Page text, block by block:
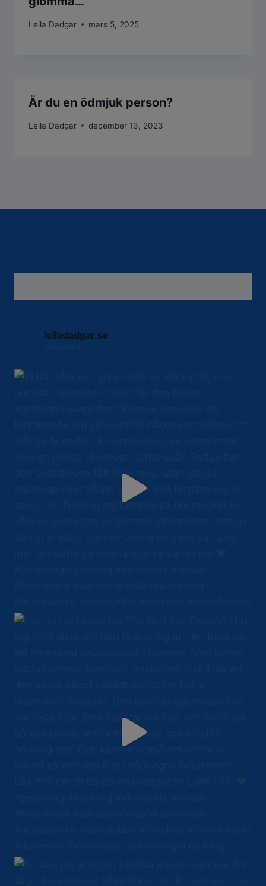
Leila Dadgar mars 5, 2025
Är du en ödmjuk person?
Leila Dadgar december 13, 2023
leiladadgar.se